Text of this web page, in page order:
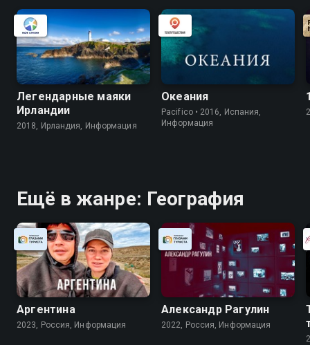
Легендарные маяки
Ирландии
2018, Ирландия, Информация
Океания
Pacifico • 2016, Испания,
Информация
Ещё в жанре: География
Аргентина
2023, Россия, Информация
Александр Рагулин
2022, Россия, Информация